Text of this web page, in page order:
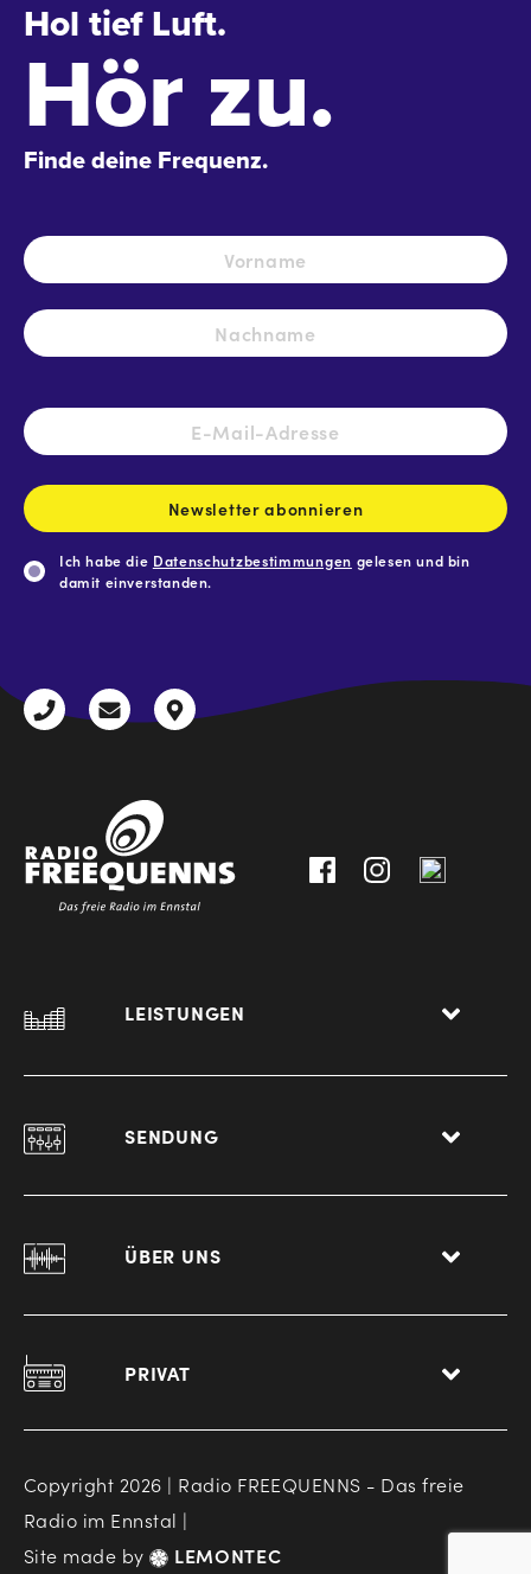
Hol tief Luft.
Hör zu.
Finde deine Frequenz.
Name *
E-
Mail-
Newsletter abonnieren
Ich habe die Datenschutzbestimmungen gelesen und bin
damit einverstanden.
+43
radio@freequenns.at
Kulturhausstraße
LEISTUNGEN
SENDUNG
ÜBER UNS
PRIVAT
Copyright 2026 | Radio FREEQUENNS - Das freie
Radio im Ennstal |
Site made by
LEMONTEC